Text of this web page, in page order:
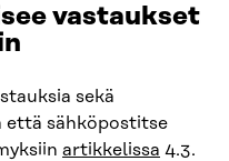
vastaukset
sekä
että sähköpostitse
artikkelissa 4.3.